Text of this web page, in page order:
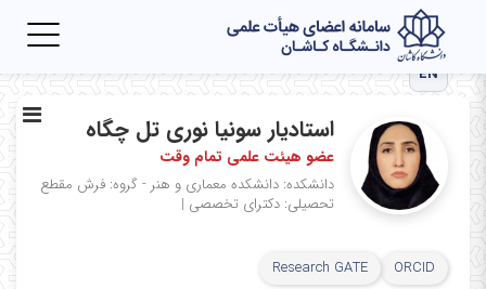
EN
استادیار سونیا نوری تل چگاه
عضو هیئت علمی تمام وقت
دانشکده: دانشکده معماری و هنر - گروه: فرش مقطع
تحصیلی: دکترای تخصصی |
ORCID
Research GATE